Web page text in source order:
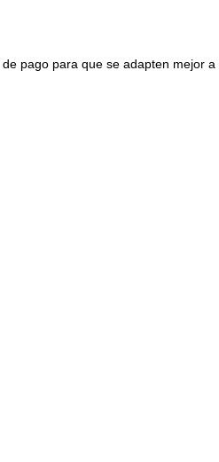
pago para que se adapten mejor